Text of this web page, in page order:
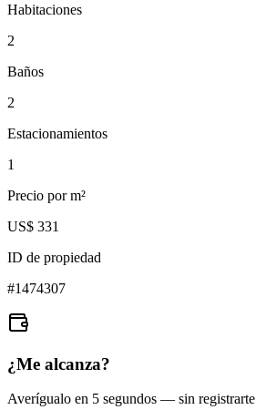
Habitaciones
2
Baños
2
Estacionamientos
1
Precio por m²
US$ 331
ID de propiedad
#1474307
¿Me alcanza?
Averígualo en 5 segundos — sin registrarte